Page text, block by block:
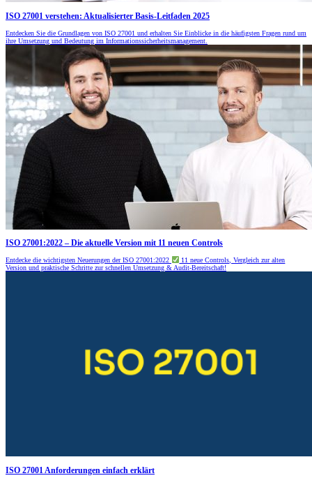
ISO 27001 verstehen: Aktualisierter Basis-Leitfaden 2025
Entdecken Sie die Grundlagen von ISO 27001 und erhalten Sie Einblicke in die häufigsten Fragen rund um
ihre Umsetzung und Bedeutung im Informationssicherheitsmanagement.
ISO 27001:2022 – Die aktuelle Version mit 11 neuen Controls
Entdecke die wichtigsten Neuerungen der ISO 27001:2022
11 neue Controls, Vergleich zur alten
Version und praktische Schritte zur schnellen Umsetzung & Audit-Bereitschaft!
ISO 27001 Anforderungen einfach erklärt